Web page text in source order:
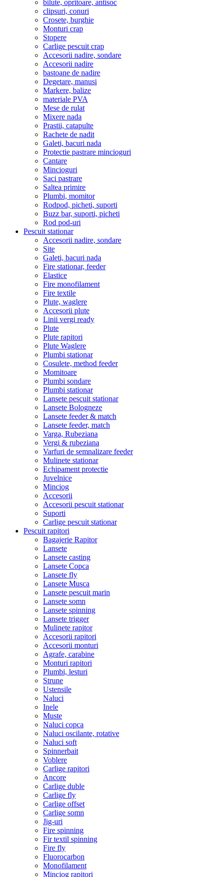
bilute, opritoare, antisoc
clipsuri, conuri
Crosete, burghie
Monturi crap
Stopere
Carlige pescuit crap
Accesorii nadire, sondare
Accesorii nadire
bastoane de nadire
Degetare, manusi
Markere, balize
materiale PVA
Mese de rulat
Mixere nada
Prastii, catapulte
Rachete de nadit
Galeti, bacuri nada
Protectie pastrare mincioguri
Cantare
Mincioguri
Saci pastrare
Saltea primire
Plumbi, momitor
Rodpod, picheti, suporti
Buzz bar, suporti, picheti
Rod pod-uri
Pescuit stationar
Accesorii nadire, sondare
Site
Galeti, bacuri nada
Fire stationar, feeder
Elastice
Fire monofilament
Fire textile
Plute, waglere
Accesorii plute
Linii vergi ready
Plute
Plute rapitori
Plute Waglere
Plumbi stationar
Cosulete, method feeder
Momitoare
Plumbi sondare
Plumbi stationar
Lansete pescuit stationar
Lansete Bologneze
Lansete feeder & match
Lansete feeder, match
Varga, Rubeziana
Vergi & rubeziana
Varfuri de semnalizare feeder
Mulinete stationar
Echipament protectie
Juvelnice
Minciog
Accesorii
Accesorii pescuit stationar
Suporti
Carlige pescuit stationar
Pescuit rapitori
Bagajerie Rapitor
Lansete
Lansete casting
Lansete Copca
Lansete fly
Lansete Musca
Lansete pescuit marin
Lansete somn
Lansete spinning
Lansete trigger
Mulinete rapitor
Accesorii rapitori
Accesorii monturi
Agrafe, carabine
Monturi rapitori
Plumbi, lesturi
Strune
Ustensile
Naluci
Inele
Muste
Naluci copca
Naluci oscilante, rotative
Naluci soft
Spinnerbait
Voblere
Carlige rapitori
Ancore
Carlige duble
Carlige fly
Carlige offset
Carlige somn
Jig-uri
Fire spinning
Fir textil spinning
Fire fly
Fluorocarbon
Monofilament
Minciog rapitori